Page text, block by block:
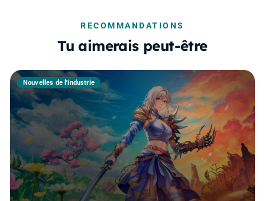
RECOMMANDATIONS
Tu aimerais peut-être
Nouvelles de l'industrie